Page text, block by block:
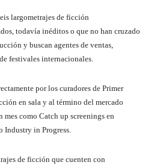
largometrajes de ficción
todavía inéditos o que no han cruzado
y buscan agentes de ventas,
festivales internacionales.
por los curadores de Primer
en sala y al término del mercado
como Catch up screenings en
Industry in Progress.
de ficción que cuenten con